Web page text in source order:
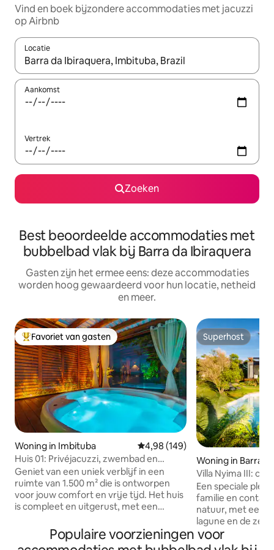
Vind en boek bijzondere accommodaties met jacuzzi
op Airbnb
Locatie
Wanneer er suggesties beschikbaar zijn, maak je een keuze
Aankomst
Vertrek
Zoeken
Best beoordeelde accommodaties met
bubbelbad vlak bij Barra da Ibiraquera
Gasten zijn het ermee eens: deze accommodaties
worden hoog gewaardeerd voor hun locatie, netheid
en meer.
Topfavoriet van gasten
Favoriet van gasten
Woning in Imbituba Gemiddelde beoordeling van
4,98 (149)
Huis 01: Privéjacuzzi, zwembad en
uitzicht op de lagune
Geniet van een uniek verblijf in een
ruimte van 1.500 m² die is ontworpen
voor jouw comfort en vrije tijd. Het huis
is compleet en uitgerust, met een
(gemeenschappelijke ruimte), een
jacuzzi met hydromassage, een
Superhost
Superhost
Woning in Barra de Ibiraquer
a
Villa Nyima III:
Een speciale
familie en
natuur, met een
lagune en de zee
Het huis
met rustieke
Populaire voorzieningen voor